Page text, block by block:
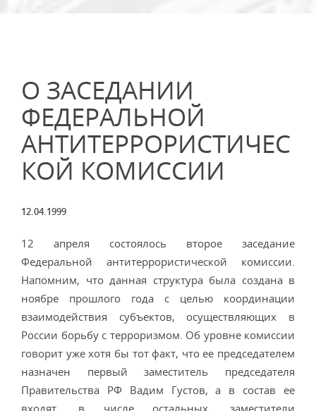
О ЗАСЕДАНИИ
ФЕДЕРАЛЬНОЙ
АНТИТЕРРОРИСТИЧЕС
КОЙ КОМИССИИ
12.04.1999
12 апреля состоялось второе заседание
Федеральной антитеррористической комиссии.
Напомним, что данная структура была создана в
ноябре прошлого года с целью координации
взаимодействия субъектов, осуществляющих в
России борьбу с терроризмом. Об уровне комиссии
говорит уже хотя бы тот факт, что ее председателем
назначен первый заместитель председателя
Правительства РФ Вадим Густов, а в состав ее
входят, в числе остальных, заместители